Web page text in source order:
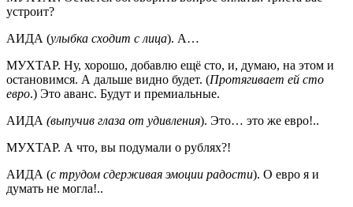
устроит?
АИДА (улыбка сходит с лица). А…
МУХТАР. Ну, хорошо, добавлю ещё сто, и, думаю, на этом и
остановимся. А дальше видно будет. (Протягивает ей сто
евро.) Это аванс. Будут и премиальные.
АИДА (выпучив глаза от удивления). Это… это же евро!..
МУХТАР. А что, вы подумали о рублях?!
АИДА (с трудом сдерживая эмоции радости). О евро я и
думать не могла!..